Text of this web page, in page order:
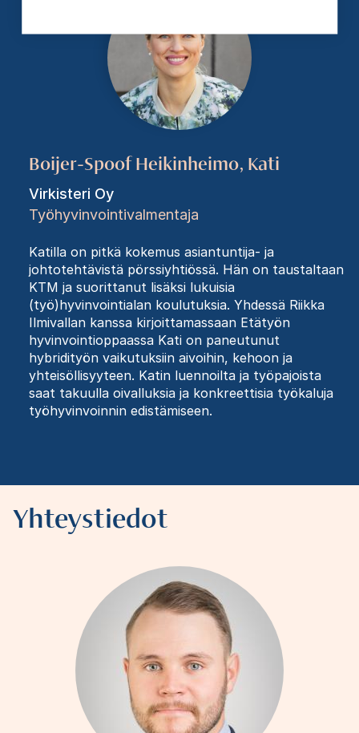
Boijer-Spoof Heikinheimo, Kati
Virkisteri Oy
Työhyvinvointivalmentaja
Katilla on pitkä kokemus asiantuntija- ja
johtotehtävistä pörssiyhtiössä. Hän on taustaltaan
KTM ja suorittanut lisäksi lukuisia
(työ)hyvinvointialan koulutuksia. Yhdessä Riikka
Ilmivallan kanssa kirjoittamassaan Etätyön
hyvinvointioppaassa Kati on paneutunut
hybridityön vaikutuksiin aivoihin, kehoon ja
yhteisöllisyyteen. Katin luennoilta ja työpajoista
saat takuulla oivalluksia ja konkreettisia työkaluja
työhyvinvoinnin edistämiseen.
Yhteystiedot